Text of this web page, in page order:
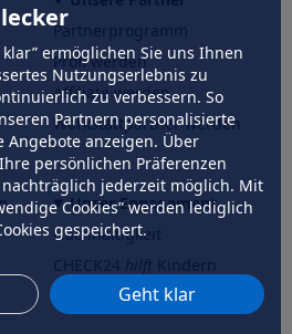
ermöglichen Sie uns Ihnen
Nutzungserlebnis zu
zu verbessern. So
Partnern personalisierte
Angebote anzeigen. Über
persönlichen Präferenzen
jederzeit möglich. Mit
Cookies” werden lediglich
gespeichert.
Geht klar
Partnerprogramm
Profi werden
Affiliate werden
Werkstattpartner werden
Unser Engagement
Nachhaltigkeit
CHECK24hilftder Natur